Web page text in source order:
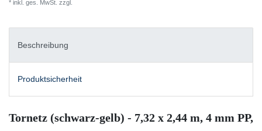
* inkl. ges. MwSt. zzgl.
Beschreibung
Produktsicherheit
Tornetz (schwarz-gelb) - 7,32 x 2,44 m, 4 mm PP,